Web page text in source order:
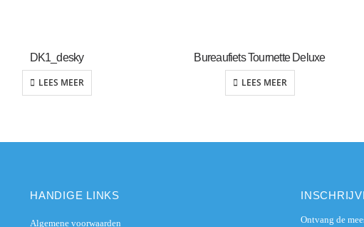
DK1_desky
LEES MEER
Bureaufiets Tournette Deluxe
LEES MEER
HANDIGE LINKS
Algemene voorwaarden
Ontvang de